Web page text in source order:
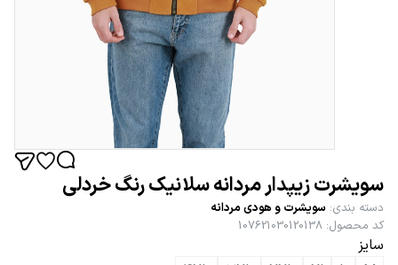
سویشرت زیپدار مردانه سلانیک رنگ خردلی
دسته بندی: سویشرت و هودی مردانه
کد محصول:
107621030120138
سایز